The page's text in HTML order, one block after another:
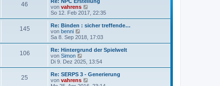
46
von vahrens
e
u
e
B
e
i
r
So 12. Feb 2017, 22:35
145
Re: Binden : sicher treffende…
von benni
e
u
e
s
t
r
B
e
Sa 8. Sep 2018, 17:03
106
Re: Hintergrund der Spielwelt
von Simon
e
u
e
s
t
Di 9. Dez 2025, 13:54
25
Re: SERPS 3 - Generierung
von vahrens